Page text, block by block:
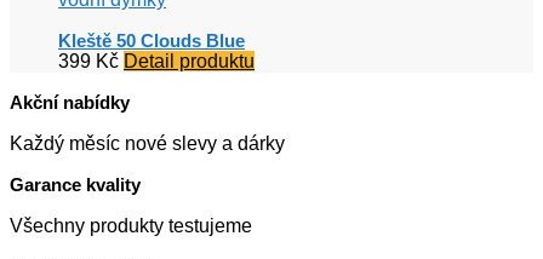
Kleště 50 Clouds Blue
399 Kč Detail produktu
Akční nabídky
Každý měsíc nové slevy a dárky
Garance kvality
Všechny produkty testujeme